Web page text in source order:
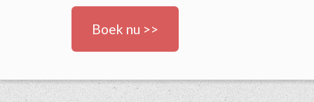
Boek nu >>